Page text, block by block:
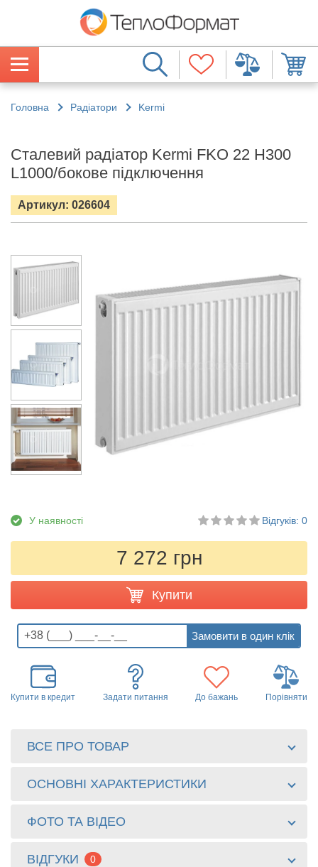
Головна Радіатори Kermi
Сталевий радіатор Kermi FKO 22 H300
L1000/бокове підключення
Артикул: 026604
У наявності Відгуків: 0
7 272 грн
Купити
Купити в кредит Задати питання До бажань Порівняти
ВСЕ ПРО ТОВАР
ОСНОВНІ ХАРАКТЕРИСТИКИ
ФОТО ТА ВІДЕО
ВІДГУКИ 0